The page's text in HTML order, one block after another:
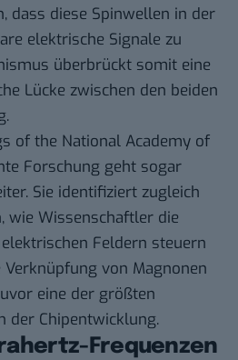
dass diese Spinwellen in der
elektrische Signale zu
überbrückt somit eine
Lücke zwischen den beiden
of the National Academy of
Forschung geht sogar
Sie identifiziert zugleich
wie Wissenschaftler die
Feldern steuern
Verknüpfung von Magnonen
eine der größten
der Chipentwicklung.
Frequenzen